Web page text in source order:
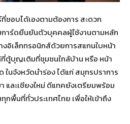
ชอบได้เองตามต้องการ สะดวก
าร์ดยืนยันตัวบุคคลผู้ใช้งานตามหลัก
อิเล็กทรอนิกส์ด้วยการสแกนใบหน้า
ตู้บุญเติมที่ชุมชนใกล้บ้าน หรือ หน้า
ในจังหวัดนำร่อง ได้แก่ สมุทรปราการ
และเชียงใหม่ ดีแทคยังเตรียมพร้อม
พื้นที่ทั่วประเทศไทย เพื่อให้เข้าถึง